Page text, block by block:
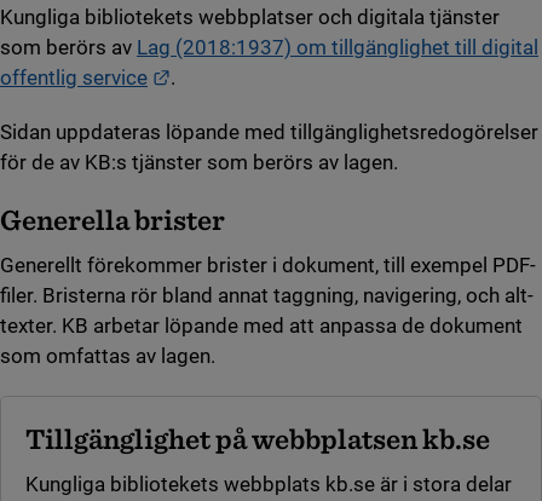
Kungliga bibliotekets webbplatser och digitala tjänster
som berörs av Lag (2018:1937) om tillgänglighet till digital
offentlig service
Länk till annan webbplats.
.
Sidan uppdateras löpande med tillgänglighetsredogörelser
för de av KB:s tjänster som berörs av lagen.
Generella brister
Generellt förekommer brister i dokument, till exempel PDF-
filer. Bristerna rör bland annat taggning, navigering, och alt-
texter. KB arbetar löpande med att anpassa de dokument
som omfattas av lagen.
Tillgänglighet på webbplatsen kb.se
Kungliga bibliotekets webbplats kb.se är i stora delar